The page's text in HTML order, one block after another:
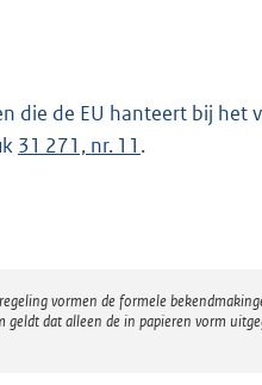
die de EU hanteert bij het
31 271, nr. 11 .
vormen de formele
dat alleen de in papieren vorm